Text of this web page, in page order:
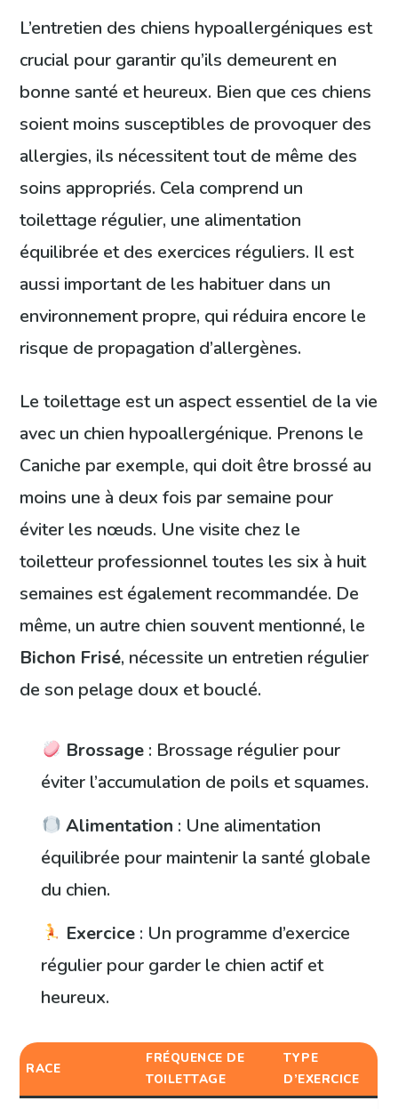
L’entretien des chiens hypoallergéniques est
crucial pour garantir qu’ils demeurent en
bonne santé et heureux. Bien que ces chiens
soient moins susceptibles de provoquer des
allergies, ils nécessitent tout de même des
soins appropriés. Cela comprend un
toilettage régulier, une alimentation
équilibrée et des exercices réguliers. Il est
aussi important de les habituer dans un
environnement propre, qui réduira encore le
risque de propagation d’allergènes.
Le toilettage est un aspect essentiel de la vie
avec un chien hypoallergénique. Prenons le
Caniche par exemple, qui doit être brossé au
moins une à deux fois par semaine pour
éviter les nœuds. Une visite chez le
toiletteur professionnel toutes les six à huit
semaines est également recommandée. De
même, un autre chien souvent mentionné, le
Bichon Frisé, nécessite un entretien régulier
de son pelage doux et bouclé.
Brossage : Brossage régulier pour
éviter l’accumulation de poils et squames.
Alimentation : Une alimentation
équilibrée pour maintenir la santé globale
du chien.
Exercice : Un programme d’exercice
régulier pour garder le chien actif et
heureux.
RACE
FRÉQUENCE DE
TOILETTAGE
TYPE
D’EXERCICE